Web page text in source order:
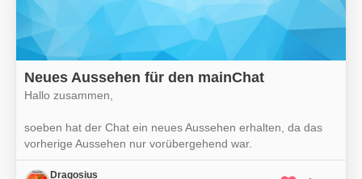
Neues Aussehen für den mainChat
Hallo zusammen,
soeben hat der Chat ein neues Aussehen erhalten, da das
vorherige Aussehen nur vorübergehend war.
Dragosius